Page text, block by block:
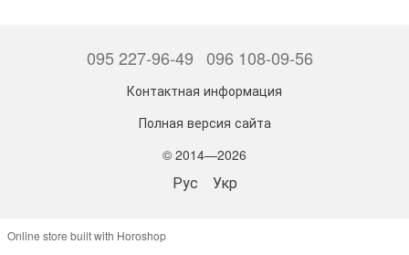
095 227-96-49 096 108-09-56
Контактная информация
Полная версия сайта
© 2014—2026
Рус Укр
Online store built with Horoshop